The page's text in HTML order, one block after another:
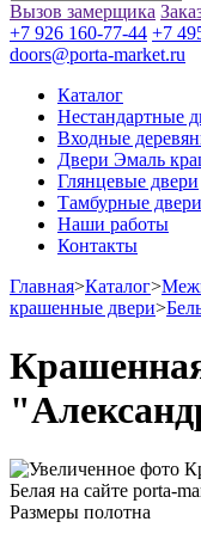
Вызов замерщика
+7 926 160-77-44 +7
doors@porta-market.ru
Каталог
Нестандартные
Входные
Двери Эмаль
Глянцевые двери
Тамбурные двери
Наши работы
Контакты
Главная>Каталог>
крашенные двери>
Размеры полотна